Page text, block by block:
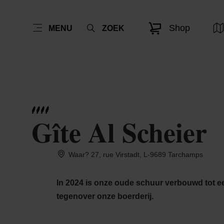
MENU ZOEK Shop
Gîte Al Scheier
Waar? 27, rue Virstadt, L-9689 Tarchamps
In 2024 is onze oude schuur verbouwd tot
tegenover onze boerderij.